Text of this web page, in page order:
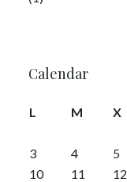
Calendar
L M X
3
4 5
10
11 12